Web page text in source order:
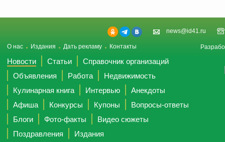
news@id41.ru
О нас Издания Дать рекламу Контакты
Новости Статьи
Справочник организаций
Объявления
Работа
Недвижимость
Кулинарная книга
Интервью
Анекдоты
Афиша
Конкурсы Купоны
Вопросы-ответы
Блоги
Фото-факты
Видео сюжеты
Поздравления
Издания